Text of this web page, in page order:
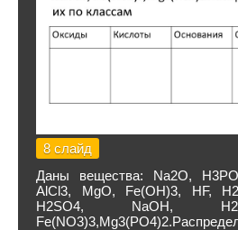
8 слайд
Даны вещества: Na2O,
AlCl3, MgO, Fe(OH)3, HF,
H2SO4, NaOH,